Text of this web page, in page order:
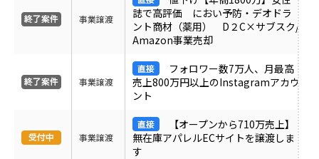
業界・業種
事業譲渡
誌で高評価 におい予防・デオドラ
ント商材（薬用） D２C×サブスク/
Amazon事業売却
事業譲渡
フォロワー数7万人、月最高
売上800万円以上のInstagramアカウ
ント
事業譲渡
【オープンから710万売上】
無在庫アパレルECサイトを譲渡しま
す